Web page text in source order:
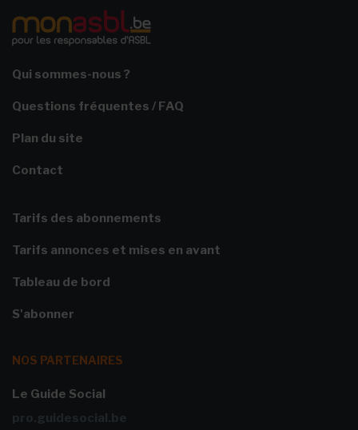
Qui sommes-nous ?
Questions fréquentes / FAQ
Plan du site
Contact
Tarifs des abonnements
Tarifs annonces et mises en avant
Tableau de bord
S'abonner
NOS PARTENAIRES
Le Guide Social
pro.guidesocial.be